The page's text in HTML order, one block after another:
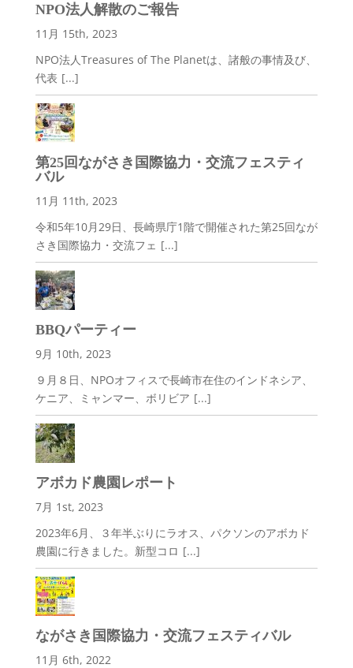
NPO法人解散のご報告
11月 15th, 2023
NPO法人Treasures of The Planetは、諸般の事情及び、
代表 [...]
第25回ながさき国際協力・交流フェスティ
バル
11月 11th, 2023
令和5年10月29日、長崎県庁1階で開催された第25回なが
さき国際協力・交流フェ [...]
BBQパーティー
9月 10th, 2023
９月８日、NPOオフィスで長崎市在住のインドネシア、
ケニア、ミャンマー、ボリビア [...]
アボカド農園レポート
7月 1st, 2023
2023年6月、３年半ぶりにラオス、パクソンのアボカド
農園に行きました。新型コロ [...]
ながさき国際協力・交流フェスティバル
11月 6th, 2022